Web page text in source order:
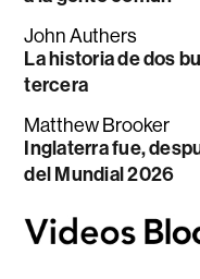
John Authers
La historia de dos
tercera
Matthew Brooker
Inglaterra fue,
del Mundial 2026